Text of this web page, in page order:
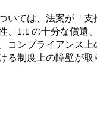
いては、法案が「
、1:1 の十分な償還
コンプライアンス
る制度上の障壁が取